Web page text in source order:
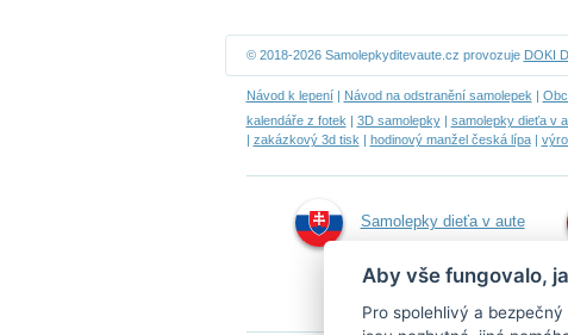
© 2018-2026 Samolepkyditevaute.cz provozuje DOKI
Návod k lepení| Návod na odstranění samolepek |
kalendáře z fotek | 3D samolepky| samolepky dieťa v
| zakázkový 3d tisk | hodinový manžel česká lípa|
Samolepky dieťa v aute
Aby vše fungovalo,
Pro spolehlivý a